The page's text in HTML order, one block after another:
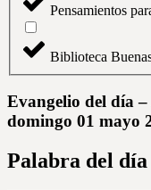
Pensamientos
Biblioteca
Evangelio del día
domingo 01 mayo
Palabra del día